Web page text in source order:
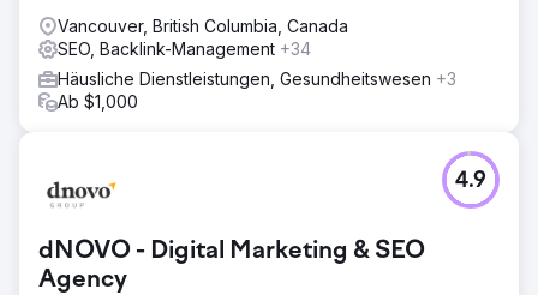
Vancouver, British Columbia, Canada
SEO, Backlink-Management +34
Häusliche Dienstleistungen, Gesundheitswesen +3
Ab $1,000
dNOVO - Digital Marketing & SEO
Agency
4.9